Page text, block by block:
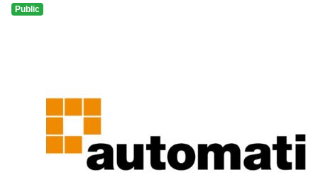
Public